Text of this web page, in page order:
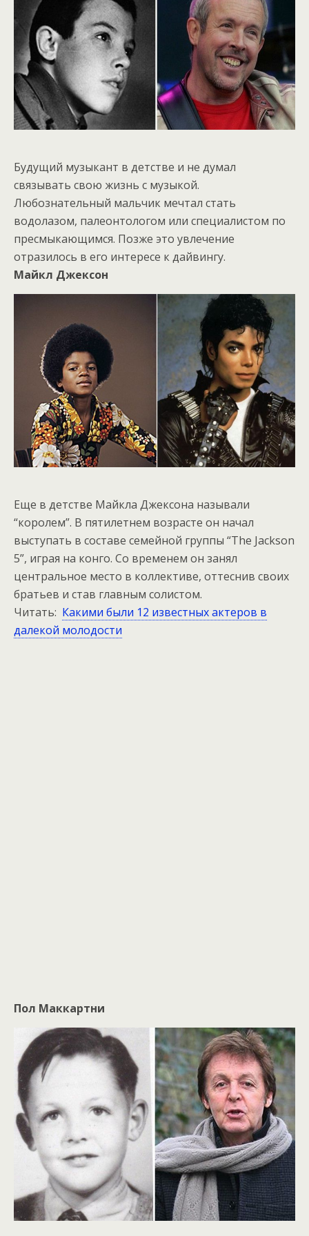
Будущий музыкант в детстве и не думал
связывать свою жизнь с музыкой.
Любознательный мальчик мечтал стать
водолазом, палеонтологом или специалистом по
пресмыкающимся. Позже это увлечение
отразилось в его интересе к дайвингу.
Майкл Джексон
Еще в детстве Майкла Джексона называли
“королем”. В пятилетнем возрасте он начал
выступать в составе семейной группы “The Jackson
5”, играя на конго. Со временем он занял
центральное место в коллективе, оттеснив своих
братьев и став главным солистом.
Читать: Какими были 12 известных актеров в
далекой молодости
Пол Маккартни